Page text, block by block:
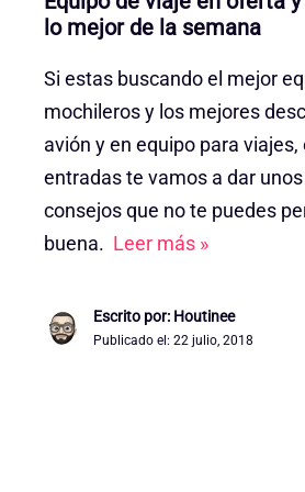
lo mejor de la semana
Si estas buscando el mejor
mochileros y los mejores
avión y en equipo para
entradas te vamos a dar
consejos que no te puedes
buena. Leer más »
Escrito por: Houtinee
Publicado el: 22 julio, 2018